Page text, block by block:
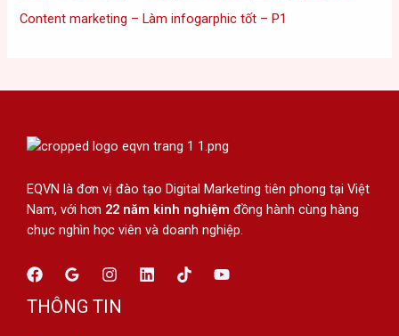
Content marketing – Làm infogarphic tốt – P1
EQVN là đơn vị đào tạo Digital Marketing tiên phong tại Việt
Nam, với hơn 22 năm kinh nghiệm đồng hành cùng hàng
chục nghìn học viên và doanh nghiệp.
THÔNG TIN